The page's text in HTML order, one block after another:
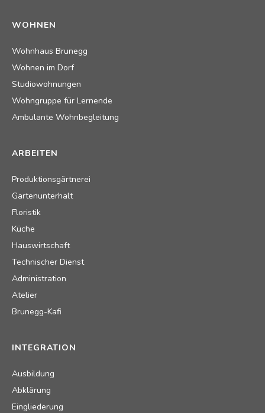
WOHNEN
Wohnhaus Brunegg
Wohnen im Dorf
Studiowohnungen
Wohngruppe für Lernende
Ambulante Wohnbegleitung
ARBEITEN
Produktionsgärtnerei
Gartenunterhalt
Floristik
Küche
Hauswirtschaft
Technischer Dienst
Administration
Atelier
Brunegg-Kafi
INTEGRATION
Ausbildung
Abklärung
Eingliederung